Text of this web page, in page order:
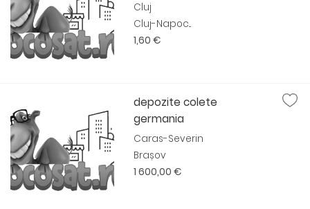
Cluj
Cluj-Napoc...
1,60 €
depozite colete
germania
Caras-Severin
Brașov
1 600,00 €